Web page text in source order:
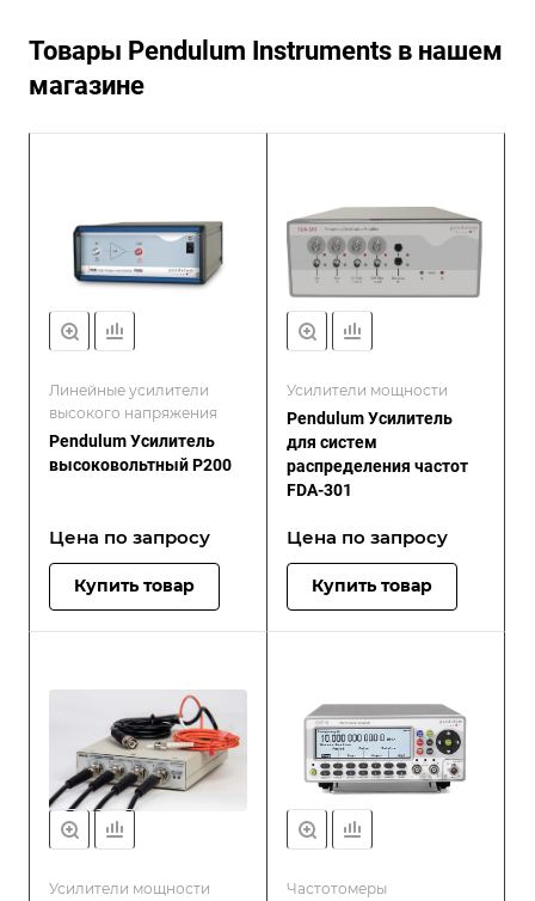
Товары Pendulum Instruments в нашем
магазине
Линейные усилители
высокого напряжения
Pendulum Усилитель
высоковольтный P200
Цена по запросу
Купить товар
Усилители мощности
Pendulum Усилитель
для систем
распределения частот
FDA-301
Цена по запросу
Купить товар
Усилители мощности Частотомеры